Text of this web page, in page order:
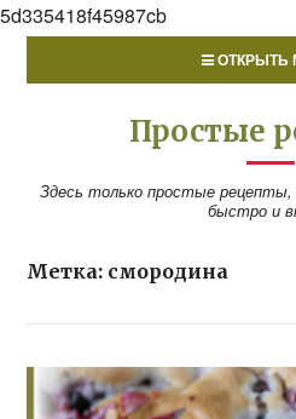
5d335418f45987cb
ОТКРЫТЬ
Простые
Здесь только простые
быстро и
Метка: смородина